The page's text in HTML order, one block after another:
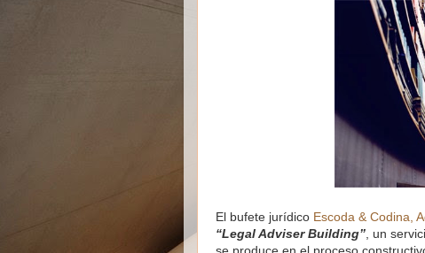
El bufete jurídico Escoda & Codina,
“Legal Adviser Building” , un
se produce en el proceso